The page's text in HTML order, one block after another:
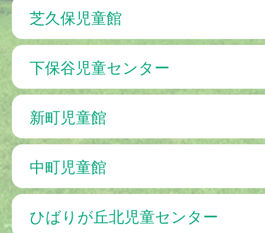
芝久保児童館
下保谷児童センター
新町児童館
中町児童館
ひばりが丘北児童センター